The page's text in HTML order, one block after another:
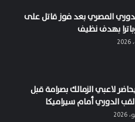
المصري بعد فوز قاتل على
بهدف نظيف
لاعبي الزمالك بصرامة قبل
الدوري أمام سيراميكا